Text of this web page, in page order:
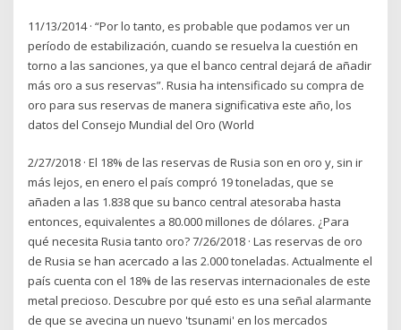
11/13/2014 · “Por lo tanto, es probable que podamos ver un
período de estabilización, cuando se resuelva la cuestión en
torno a las sanciones, ya que el banco central dejará de añadir
más oro a sus reservas”. Rusia ha intensificado su compra de
oro para sus reservas de manera significativa este año, los
datos del Consejo Mundial del Oro (World
2/27/2018 · El 18% de las reservas de Rusia son en oro y, sin ir
más lejos, en enero el país compró 19 toneladas, que se
añaden a las 1.838 que su banco central atesoraba hasta
entonces, equivalentes a 80.000 millones de dólares. ¿Para
qué necesita Rusia tanto oro? 7/26/2018 · Las reservas de oro
de Rusia se han acercado a las 2.000 toneladas. Actualmente el
país cuenta con el 18% de las reservas internacionales de este
metal precioso. Descubre por qué esto es una señal alarmante
de que se avecina un nuevo 'tsunami' en los mercados